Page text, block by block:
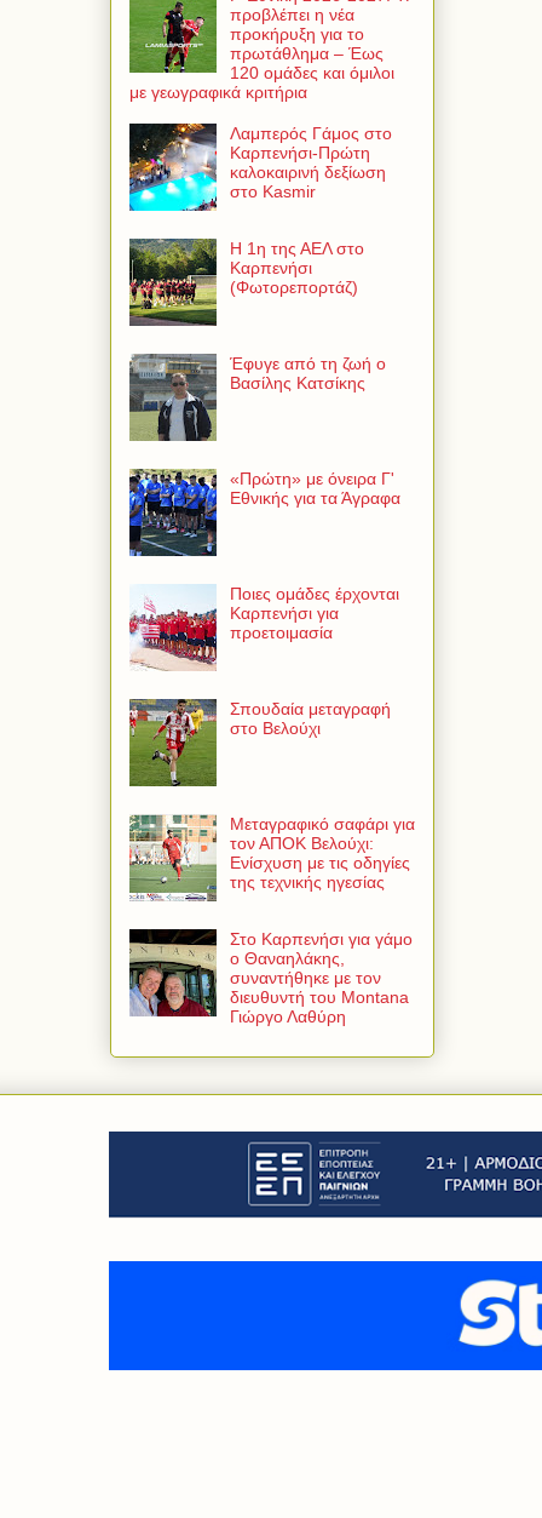
προβλέπει η νέα
προκήρυξη για το
πρωτάθλημα – Έως
120 ομάδες και όμιλοι
με γεωγραφικά κριτήρια
Λαμπερός Γάμος στο
Καρπενήσι-Πρώτη
καλοκαιρινή δεξίωση
στο Kasmir
Η 1η της ΑΕΛ στο
Καρπενήσι
(Φωτορεπορτάζ)
Έφυγε από τη ζωή ο
Βασίλης Κατσίκης
«Πρώτη» με όνειρα Γ'
Εθνικής για τα Άγραφα
Ποιες ομάδες έρχονται
Καρπενήσι για
προετοιμασία
Σπουδαία μεταγραφή
στο Βελούχι
Μεταγραφικό σαφάρι για
τον ΑΠΟΚ Βελούχι:
Ενίσχυση με τις οδηγίες
της τεχνικής ηγεσίας
Στο Καρπενήσι για γάμο
ο Θαναηλάκης,
συναντήθηκε με τον
διευθυντή του Montana
Γιώργο Λαθύρη